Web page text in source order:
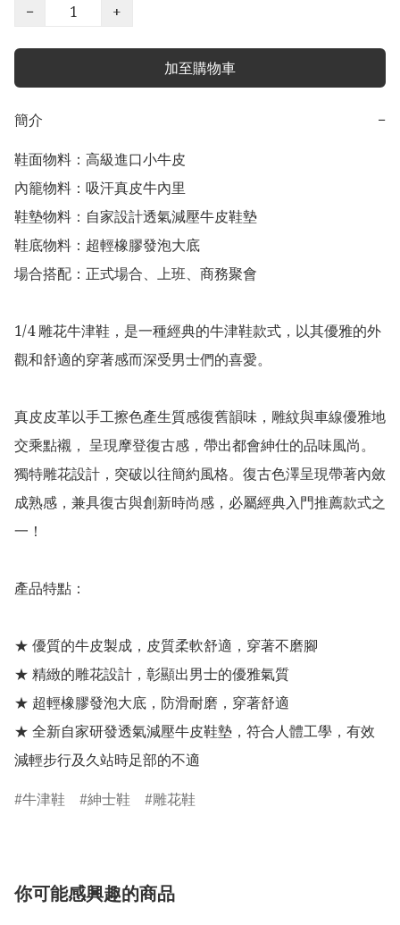
−
+
加至購物車
簡介
−
鞋面物料：高級進口小牛皮
內籠物料：吸汗真皮牛內里
鞋墊物料：自家設計透氣減壓牛皮鞋墊
鞋底物料：超輕橡膠發泡大底
場合搭配：正式場合、上班、商務聚會
1/4 雕花牛津鞋，是一種經典的牛津鞋款式，以其優雅的外
觀和舒適的穿著感而深受男士們的喜愛。
真皮皮革以手工擦色產生質感復舊韻味，雕紋與車線優雅地
交乘點襯， 呈現摩登復古感，帶出都會紳仕的品味風尚。
獨特雕花設計，突破以往簡約風格。復古色澤呈現帶著內斂
成熟感，兼具復古與創新時尚感，必屬經典入門推薦款式之
一！
產品特點：
★ 優質的牛皮製成，皮質柔軟舒適，穿著不磨腳
★ 精緻的雕花設計，彰顯出男士的優雅氣質
★ 超輕橡膠發泡大底，防滑耐磨，穿著舒適
★ 全新自家研發透氣減壓牛皮鞋墊，符合人體工學，有效
減輕步行及久站時足部的不適
牛津鞋
紳士鞋 雕花鞋
你可能感興趣的商品